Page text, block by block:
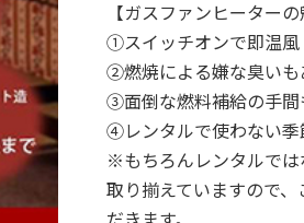
【ガスファンヒーター
①スイッチオンで即温風
②燃焼による嫌な臭いも
③面倒な燃料補給の手間
④レンタルで使わない季
※もちろんレンタルでは
取り揃えていますので